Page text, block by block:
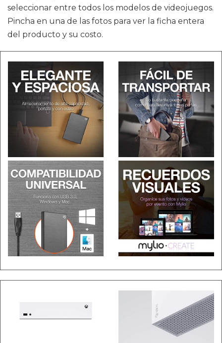
seleccionar entre todos los modelos de videojuegos.
Pincha en una de las fotos para ver la ficha entera
del producto y su costo.